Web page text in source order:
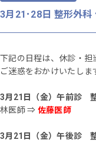
3月21･28日 整形外
下記の日程は、休診・担
ご迷惑をおかけいたしま
3月21日（金）午前診
林医師 ⇒ 佐藤医師
3月21日（金）午後診